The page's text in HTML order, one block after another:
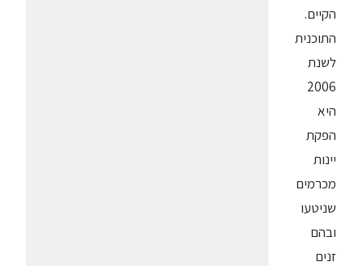
הקיים.
התוכנית
לשנת
2006
היא
הפקת
יינות
מכרמים
שניטעו
ובהם
זנים